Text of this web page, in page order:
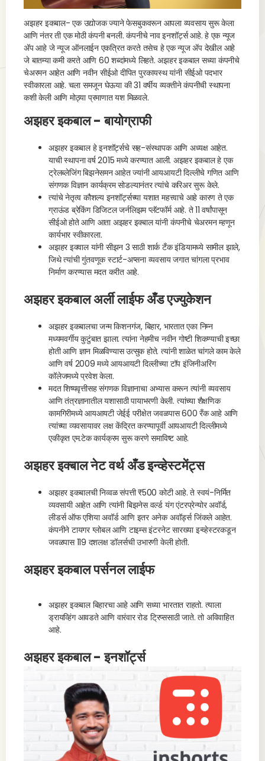
अझहर इकबाल- एक उद्योजक ज्याने फेसबुकवरून आपला व्यवसाय सुरू केला
आणि नंतर ती एक मोठी कंपनी बनली. कंपनीचे नाव इनशॉर्ट्स आहे. हे एक न्यूज
ॲप आहे जे न्यूज ऑनलाईन एकत्रित करते तसेच हे एक न्यूज ॲप देखील आहे
जे बातम्या कमी करते आणि 60 शब्दांमध्ये लिहते. अझहर इकबाल सध्या कंपनीचे
चेअरमन आहेत आणि नवीन सीईओ दीपित पुरकायस्थ यांनी सीईओ पदभार
स्वीकारला आहे. चला समजून घेऊया की 31 वर्षीय व्यक्तीने कंपनीची स्थापना
कशी केली आणि मोठ्या प्रमाणात यश मिळवले.
अझहर इकबाल - बायोग्राफी
अझहर इकबाल हे इनशॉर्ट्सचे सह-संस्थापक आणि अध्यक्ष आहेत.
याची स्थापना वर्ष 2015 मध्ये करण्यात आली. अझहर इकबाल हे एक
ट्रेलब्लेजिंग बिझनेसमन आहेत ज्यांनी आयआयटी दिल्लीचे गणित आणि
संगणक विज्ञान कार्यक्रम सोडल्यानंतर त्यांचे करिअर सुरू केले.
त्यांचे नेतृत्व कौशल्य इनशॉर्ट्सच्या यशात महत्त्वाचे आहे कारण ते एक
ग्राऊंड ब्रेकिंग डिजिटल जर्नलिझम प्लॅटफॉर्म आहे. ते 11 वर्षांपासून
सीईओ होते आणि आता अझहर इक्बाल यांनी कंपनीचे चेअरमन म्हणून
कार्यभार स्वीकारला.
अझहर इक्वाल यांनी सीझन 3 साठी शार्क टँक इंडियामध्ये सामील झाले,
जिथे त्यांची गुंतवणूक स्टार्ट-अप्सना व्यवसाय जगात चांगला प्रभाव
निर्माण करण्यास मदत करीत आहे.
अझहर इकबाल अर्ली लाईफ अँड एज्युकेशन
अझहर इकबालचा जन्म किशनगंज, बिहार, भारतात एका निम्न
मध्यमवर्गीय कुटुंबात झाला. त्यांना नेहमीच नवीन गोष्टी शिकण्याची इच्छा
होती आणि ज्ञान मिळविण्यास उत्सुक होते. त्यांनी शाळेत चांगले काम केले
आणि वर्ष 2009 मध्ये आयआयटी दिल्लीच्या टॉप इंजिनीअरिंग
कॉलेजमध्ये प्रवेश केला.
मदत शिष्यवृत्तीसह संगणक विज्ञानाचा अभ्यास करून त्यांनी व्यवसाय
आणि तंत्रज्ञानातील यशासाठी पायाभरणी केली. त्यांच्या शैक्षणिक
कामगिरीमध्ये आयआयटी जेईई परीक्षेत जवळपास 600 रँक आहे आणि
त्यांच्या व्यवसायावर लक्ष केंद्रित करण्यापूर्वी आयआयटी दिल्लीमध्ये
एकीकृत एम.टेक कार्यक्रम सुरू करणे समाविष्ट आहे.
अझहर इक्बाल नेट वर्थ अँड इन्व्हेस्टमेंट्स
अझहर इकबालची निव्वळ संपत्ती ₹500 कोटी आहे. ते स्वयं-निर्मित
व्यवसायी आहेत आणि त्यांनी बिझनेस वर्ल्ड यंग एंटरप्रेन्योर अवॉर्ड,
लीडर्स ऑफ एशिया अवॉर्ड आणि इतर अनेक अवॉर्ड्स जिंकले आहेत.
कंपनीने टायगर ग्लोबल आणि टाइम्स इंटरनेट सारख्या इन्व्हेस्टरकडून
जवळपास 119 दशलक्ष डॉलर्सची उभारणी केली होती.
अझहर इकबाल पर्सनल लाईफ
अझहर इकबाल बिहारचा आहे आणि सध्या भारतात राहतो. त्याला
ड्रायव्हिंग आवडते आणि वारंवार रोड ट्रिप्ससाठी जाते. तो अविवाहित
आहे.
अझहर इकबाल - इनशॉर्ट्स